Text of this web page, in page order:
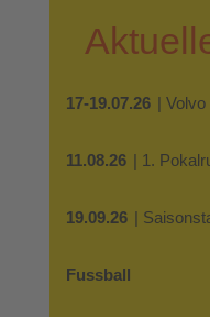
17-19.07.26 |
11.08.26 | 1.
19.09.26 |
Fussball